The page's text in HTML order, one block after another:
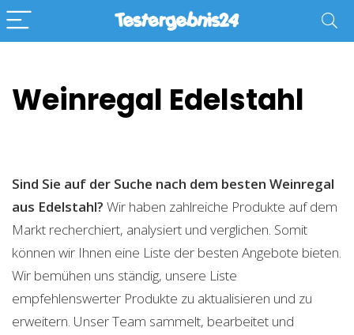
Weinregal Edelstahl
Sind Sie auf der Suche nach dem besten Weinregal
aus Edelstahl? Wir haben zahlreiche Produkte auf dem
Markt recherchiert, analysiert und verglichen. Somit
können wir Ihnen eine Liste der besten Angebote bieten.
Wir bemühen uns ständig, unsere Liste
empfehlenswerter Produkte zu aktualisieren und zu
erweitern. Unser Team sammelt, bearbeitet und